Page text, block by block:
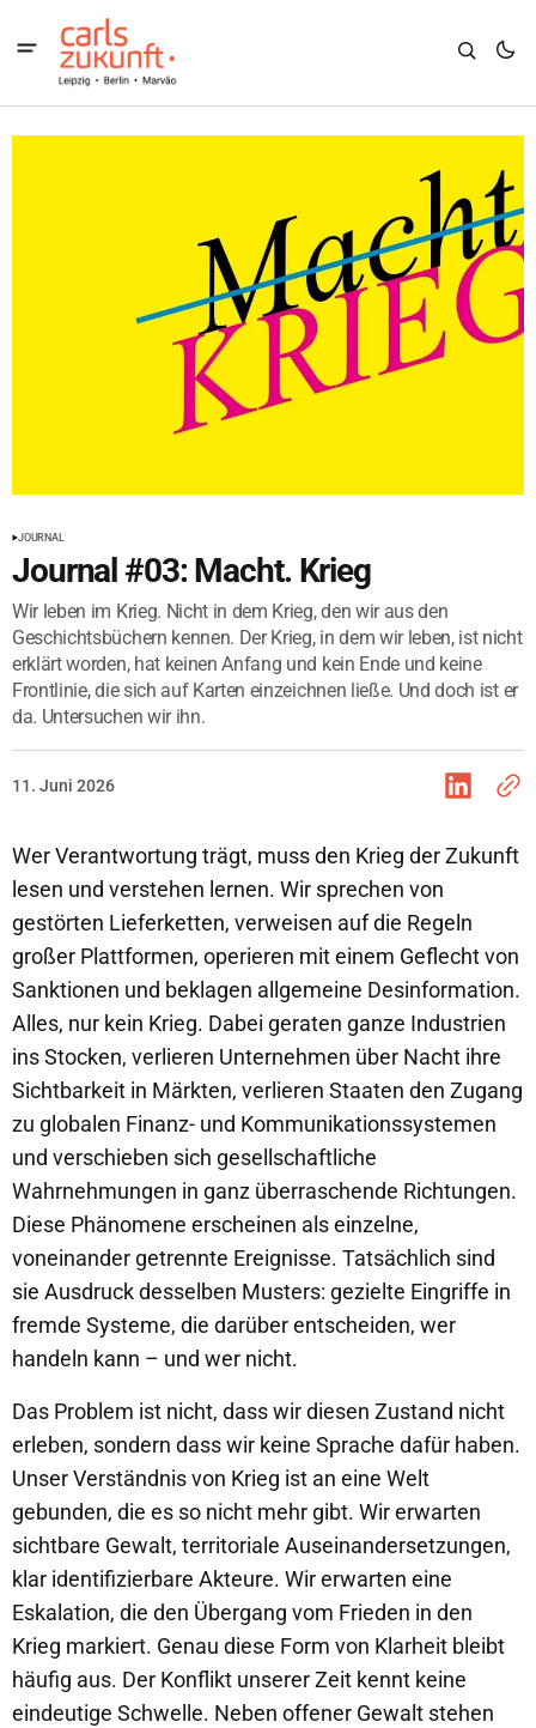
JOURNAL
Journal #03: Macht. Krieg
Wir leben im Krieg. Nicht in dem Krieg, den wir aus den
Geschichtsbüchern kennen. Der Krieg, in dem wir leben, ist nicht
erklärt worden, hat keinen Anfang und kein Ende und keine
Frontlinie, die sich auf Karten einzeichnen ließe. Und doch ist er
da. Untersuchen wir ihn.
11. Juni 2026
Wer Verantwortung trägt, muss den Krieg der Zukunft
lesen und verstehen lernen. Wir sprechen von
gestörten Lieferketten, verweisen auf die Regeln
großer Plattformen, operieren mit einem Geflecht von
Sanktionen und beklagen allgemeine Desinformation.
Alles, nur kein Krieg. Dabei geraten ganze Industrien
ins Stocken, verlieren Unternehmen über Nacht ihre
Sichtbarkeit in Märkten, verlieren Staaten den Zugang
zu globalen Finanz- und Kommunikationssystemen
und verschieben sich gesellschaftliche
Wahrnehmungen in ganz überraschende Richtungen.
Diese Phänomene erscheinen als einzelne,
voneinander getrennte Ereignisse. Tatsächlich sind
sie Ausdruck desselben Musters: gezielte Eingriffe in
fremde Systeme, die darüber entscheiden, wer
handeln kann – und wer nicht.
Das Problem ist nicht, dass wir diesen Zustand nicht
erleben, sondern dass wir keine Sprache dafür haben.
Unser Verständnis von Krieg ist an eine Welt
gebunden, die es so nicht mehr gibt. Wir erwarten
sichtbare Gewalt, territoriale Auseinandersetzungen,
klar identifizierbare Akteure. Wir erwarten eine
Eskalation, die den Übergang vom Frieden in den
Krieg markiert. Genau diese Form von Klarheit bleibt
häufig aus. Der Konflikt unserer Zeit kennt keine
eindeutige Schwelle. Neben offener Gewalt stehen